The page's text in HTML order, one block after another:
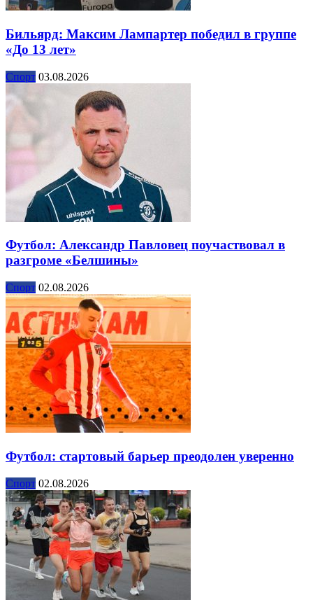
Бильярд: Максим Лампартер победил в группе
«До 13 лет»
Спорт 03.08.2026
Футбол: Александр Павловец поучаствовал в
разгроме «Белшины»
Спорт 02.08.2026
Футбол: стартовый барьер преодолен уверенно
Спорт 02.08.2026